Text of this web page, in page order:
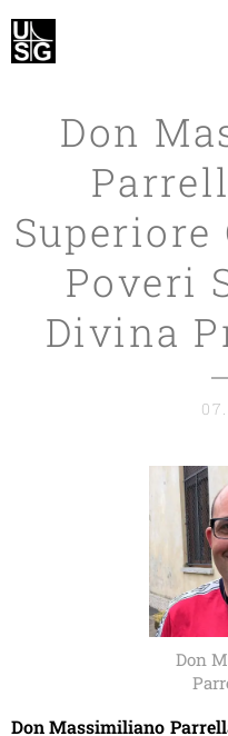
Don
Superiore
Poveri
Divina
Don
Don Massimiliano